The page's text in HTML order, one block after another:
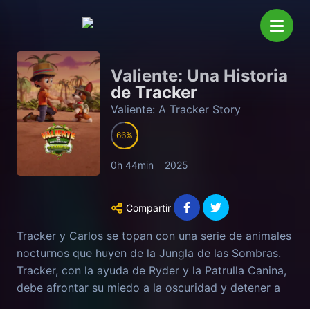
Valiente: Una Historia
de Tracker
Valiente: A Tracker Story
66
0h 44min 2025
Compartir
Tracker y Carlos se topan con una serie de animales
nocturnos que huyen de la Jungla de las Sombras.
Tracker, con la ayuda de Ryder y la Patrulla Canina,
debe afrontar su miedo a la oscuridad y detener a